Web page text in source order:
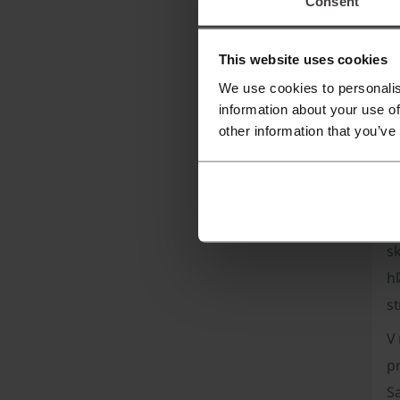
This website uses cookies
We use cookies to
information about your use
other information that
V